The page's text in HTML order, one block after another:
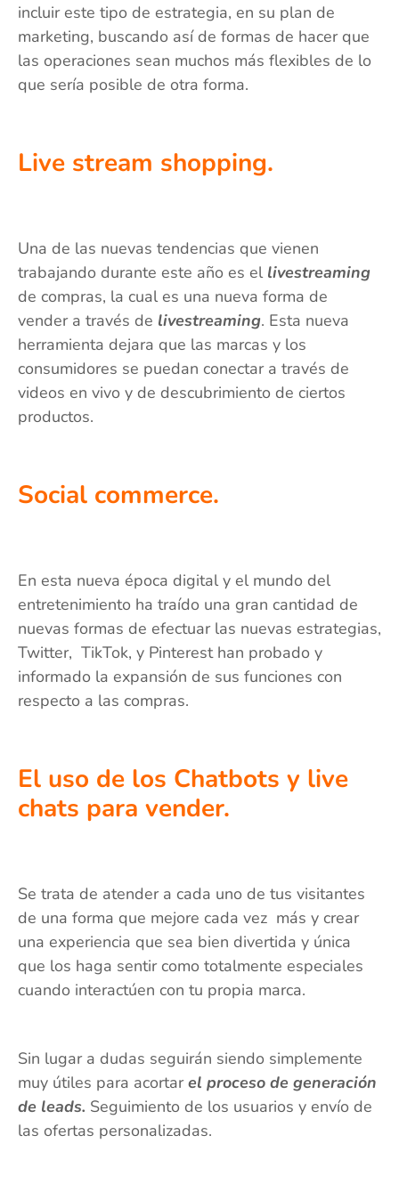
incluir este tipo de estrategia, en su plan de
marketing, buscando así de formas de hacer que
las operaciones sean muchos más flexibles de lo
que sería posible de otra forma.
Live stream shopping.
Una de las nuevas tendencias que vienen
trabajando durante este año es el livestreaming
de compras, la cual es una nueva forma de
vender a través de livestreaming. Esta nueva
herramienta dejara que las marcas y los
consumidores se puedan conectar a través de
videos en vivo y de descubrimiento de ciertos
productos.
Social commerce.
En esta nueva época digital y el mundo del
entretenimiento ha traído una gran cantidad de
nuevas formas de efectuar las nuevas estrategias,
Twitter, TikTok, y Pinterest han probado y
informado la expansión de sus funciones con
respecto a las compras.
El uso de los Chatbots y live
chats para vender.
Se trata de atender a cada uno de tus visitantes
de una forma que mejore cada vez más y crear
una experiencia que sea bien divertida y única
que los haga sentir como totalmente especiales
cuando interactúen con tu propia marca.
Sin lugar a dudas seguirán siendo simplemente
muy útiles para acortarel proceso de generación
de leads. Seguimiento de los usuarios y envío de
las ofertas personalizadas.